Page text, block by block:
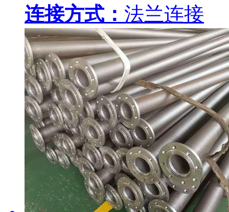
连接方式： 法兰连接